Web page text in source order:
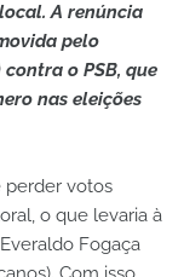
A renúncia
pelo
o PSB, que
nas eleições
perder votos
o que levaria à
Fogaça